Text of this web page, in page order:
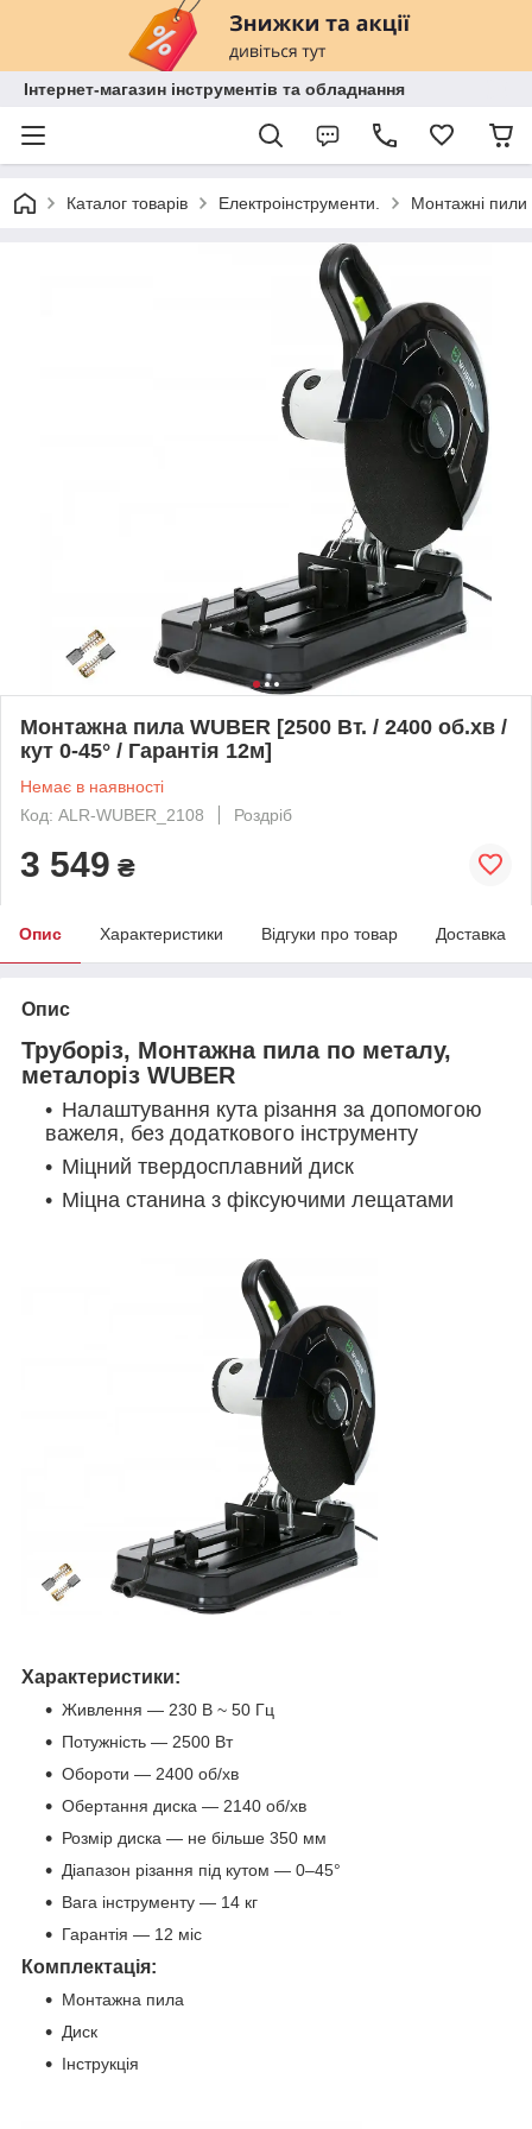
Інтернет-магазин інструментів та обладнання
Каталог товарів Електроінструменти. Монтажні пили
Монтажна пила WUBER [2500 Вт. / 2400 об.хв /
кут 0-45° / Гарантія 12м]
Немає в наявності
Код: ALR-WUBER_2108
Роздріб
3 549 ₴
Опис Характеристики Відгуки про товар Доставка
Опис
Труборіз, Монтажна пила по металу,
металоріз WUBER
Налаштування кута різання за допомогою
важеля, без додаткового інструменту
Міцний твердосплавний диск
Міцна станина з фіксуючими лещатами
Характеристики:
Живлення — 230 В ~ 50 Гц
Потужність — 2500 Вт
Обороти — 2400 об/хв
Обертання диска — 2140 об/хв
Розмір диска — не більше 350 мм
Діапазон різання під кутом — 0–45°
Вага інструменту — 14 кг
Гарантія — 12 міс
Комплектація:
Монтажна пила
Диск
Інструкція